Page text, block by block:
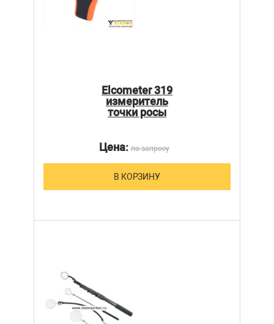
Elcometer 319
измеритель
точки росы
Цена:по запросу
В КОРЗИНУ